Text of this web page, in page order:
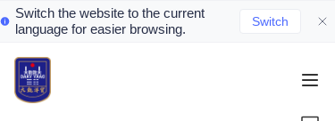
Switch the website to the current
language for easier browsing.
Switch
Home